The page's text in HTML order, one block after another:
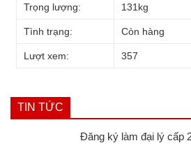
2. Ưu điểm nổi bật Két
SBX602-5CU
Trọng lượng: 131kg
Tình trạng: Còn hàng
Lượt xem: 357
TIN TỨC
Đăng ký làm đại lý cấp